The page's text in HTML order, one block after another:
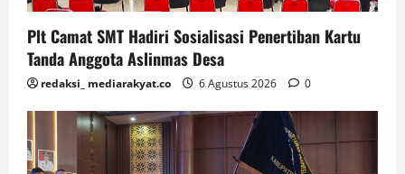
Plt Camat SMT Hadiri Sosialisasi Penertiban Kartu
Tanda Anggota Aslinmas Desa
redaksi_ mediarakyat.co 6 Agustus 2026 0